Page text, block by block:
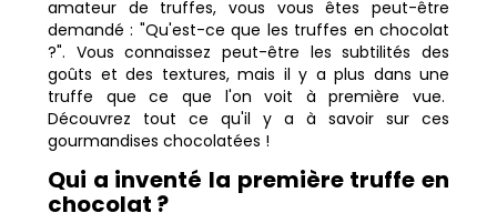
amateur de truffes, vous vous êtes peut-être
demandé : "Qu'est-ce que les truffes en chocolat
?". Vous connaissez peut-être les subtilités des
goûts et des textures, mais il y a plus dans une
truffe que ce que l'on voit à première vue.
Découvrez tout ce qu'il y a à savoir sur ces
gourmandises chocolatées !
Qui a inventé la première truffe en
chocolat ?